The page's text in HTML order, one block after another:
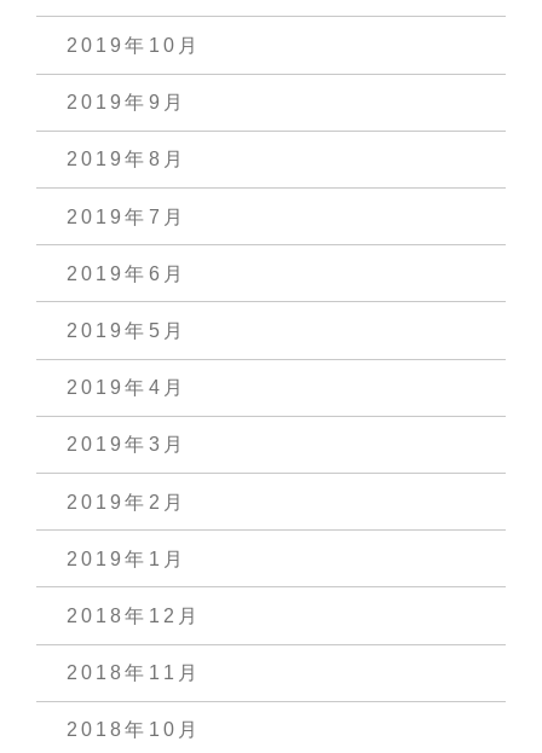
2019年10月
2019年9月
2019年8月
2019年7月
2019年6月
2019年5月
2019年4月
2019年3月
2019年2月
2019年1月
2018年12月
2018年11月
2018年10月